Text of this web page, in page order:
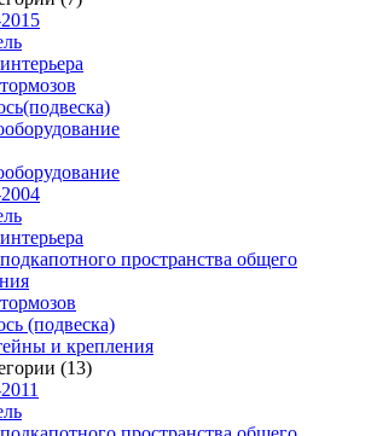
пространства общего
(подвеска)
и крепления
(13)